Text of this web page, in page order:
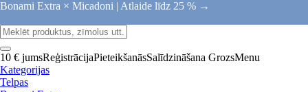
Bonami Extra × Micadoni | Atlaide līdz 25 % →
10 € jumsReģistrācijaPieteikšanāsSalīdzināšana GrozsMenu
Kategorijas
Telpas